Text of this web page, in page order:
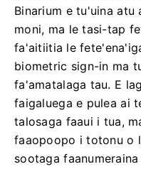
Binarium e tu'uina
moni, ma le tasi-tap
fa'aitiitia le
biometric sign-in ma
fa'amatalaga tau. E
faigaluega e pulea ai
talosaga faaui i tua,
faaopoopo i totonu o
sootaga